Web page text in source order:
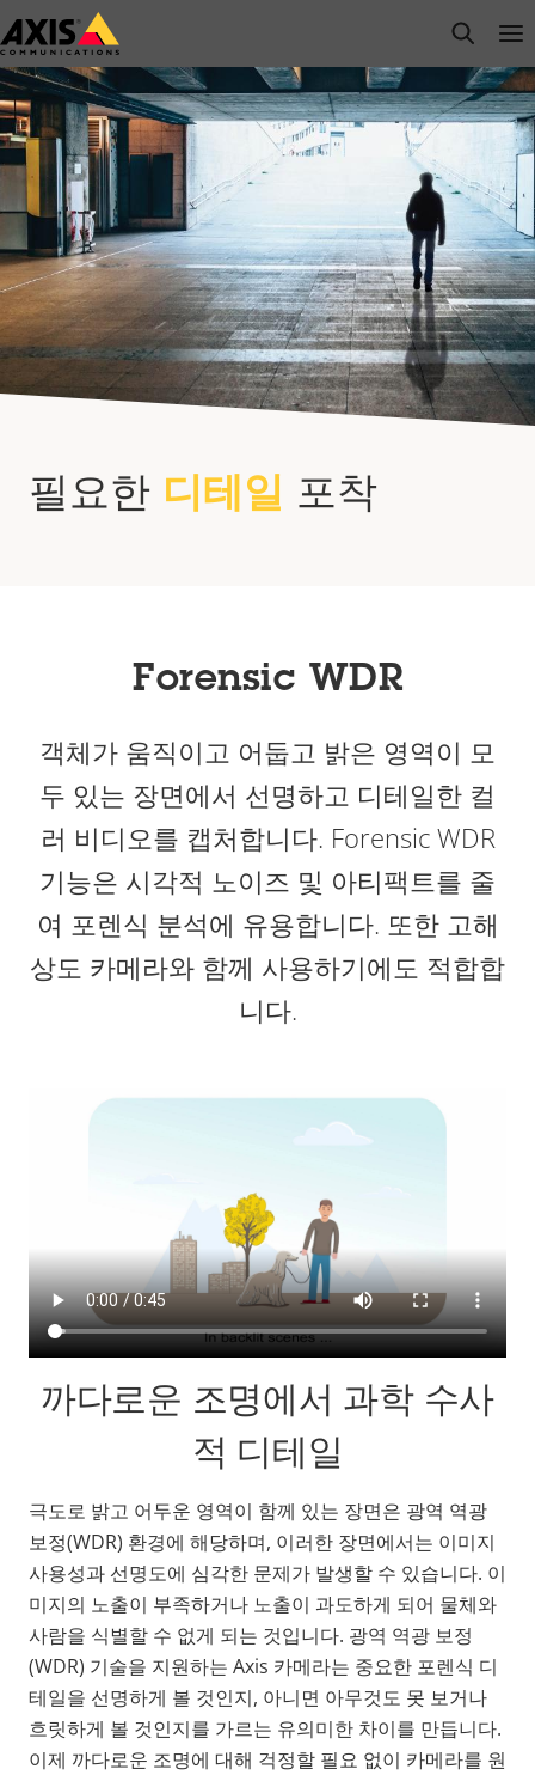
주
요
내
용
으
로
뛰
기
open
필요한 디테일 포착
Forensic WDR
객체가 움직이고 어둡고 밝은 영역이 모
두 있는 장면에서 선명하고 디테일한 컬
러 비디오를 캡처합니다. Forensic WDR
기능은 시각적 노이즈 및 아티팩트를 줄
여 포렌식 분석에 유용합니다. 또한 고해
상도 카메라와 함께 사용하기에도 적합합
니다.
까다로운 조명에서 과학 수사
적 디테일
극도로 밝고 어두운 영역이 함께 있는 장면은 광역 역광
보정(WDR) 환경에 해당하며, 이러한 장면에서는 이미지
사용성과 선명도에 심각한 문제가 발생할 수 있습니다. 이
미지의 노출이 부족하거나 노출이 과도하게 되어 물체와
사람을 식별할 수 없게 되는 것입니다. 광역 역광 보정
(WDR) 기술을 지원하는 Axis 카메라는 중요한 포렌식 디
테일을 선명하게 볼 것인지, 아니면 아무것도 못 보거나
흐릿하게 볼 것인지를 가르는 유의미한 차이를 만듭니다.
이제 까다로운 조명에 대해 걱정할 필요 없이 카메라를 원